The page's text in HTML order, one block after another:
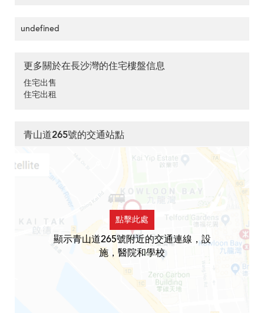
undefined
更多關於在長沙灣的住宅樓盤信息
住宅出售
住宅出租
青山道265號的交通站點
點擊此處
顯示青山道265號附近的交通連線，設
施，醫院和學校